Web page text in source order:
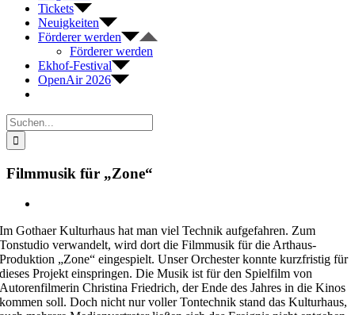
Tickets
Neuigkeiten
Förderer werden
Förderer werden
Ekhof-Festival
OpenAir 2026
Suche
nach:
Filmmusik für „Zone“
Bild
Im Gothaer Kulturhaus hat man viel Technik aufgefahren. Zum
Tonstudio verwandelt, wird dort die Filmmusik für die Arthaus-
Produktion „Zone“ eingespielt. Unser Orchester konnte kurzfristig für
dieses Projekt einspringen. Die Musik ist für den Spielfilm von
Autorenfilmerin Christina Friedrich, der Ende des Jahres in die Kinos
kommen soll. Doch nicht nur voller Tontechnik stand das Kulturhaus,